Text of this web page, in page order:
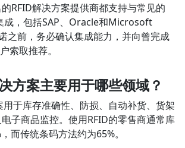
RFID解决方案提供商都支持与常见的
成，包括SAP、Oracle和Microsoft
之前，务必确认集成能力，并向曾完成
索取推荐。
方案主要用于哪些领域？
用于库存准确性、防损、自动补货、货架
子商品监控。使用RFID的零售商通常库
而传统条码方法约为65%。